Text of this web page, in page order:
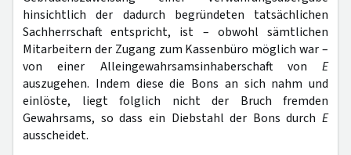
hinsichtlich der dadurch begründeten tatsächlichen
Sachherrschaft entspricht, ist – obwohl sämtlichen
Mitarbeitern der Zugang zum Kassenbüro möglich war –
von einer Alleingewahrsamsinhaberschaft von E
auszugehen. Indem diese die Bons an sich nahm und
einlöste, liegt folglich nicht der Bruch fremden
Gewahrsams, so dass ein Diebstahl der Bons durch E
ausscheidet.